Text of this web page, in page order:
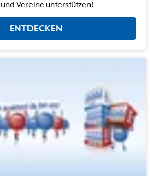
Vereine unterstützen!
ENTDECKEN